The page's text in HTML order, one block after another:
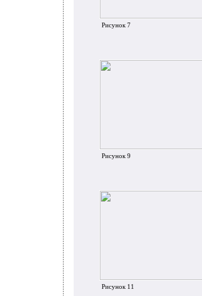
Рисунок 7
Рисунок 9
Рисунок 11